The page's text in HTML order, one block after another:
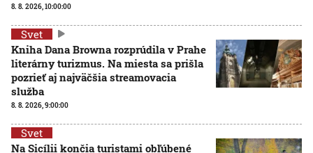
8. 8. 2026, 10:00:00
Svet
Kniha Dana Browna rozprúdila v Prahe
literárny turizmus. Na miesta sa prišla
pozrieť aj najväčšia streamovacia
služba
8. 8. 2026, 9:00:00
Svet
Na Sicílii končia turistami obľúbené